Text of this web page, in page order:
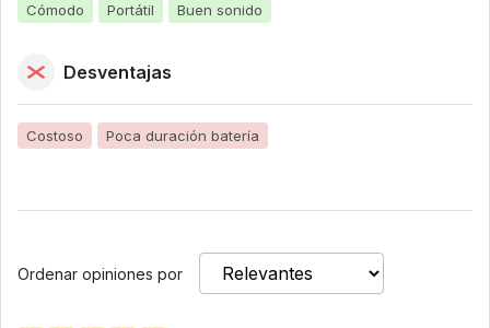
Cómodo Portátil Buen sonido
Desventajas
Costoso Poca duración batería
Ordenar opiniones por